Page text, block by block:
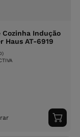
Cozinha Indução
Haus AT-6919
ao